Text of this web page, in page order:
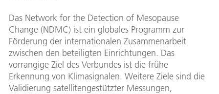
Das Network for the Detection of Mesopause
Change (NDMC) ist ein globales Programm zur
Förderung der internationalen Zusammenarbeit
zwischen den beteiligten Einrichtungen. Das
vorrangige Ziel des Verbundes ist die frühe
Erkennung von Klimasignalen. Weitere Ziele sind die
Validierung satellitengestützter Messungen,